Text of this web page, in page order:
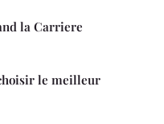
la Carriere
le meilleur